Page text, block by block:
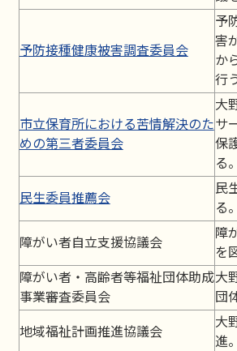
予防接種健康被害調査委員会
予
害
か
行
市立保育所における苦情解決のた
めの第三者委員会
大
サ
保
る。
民生委員推薦会
民
る。
障がい者自立支援協議会
障
を
障がい者・高齢者等福祉団体助成
事業審査委員会
大
団
地域福祉計画推進協議会
大
進。